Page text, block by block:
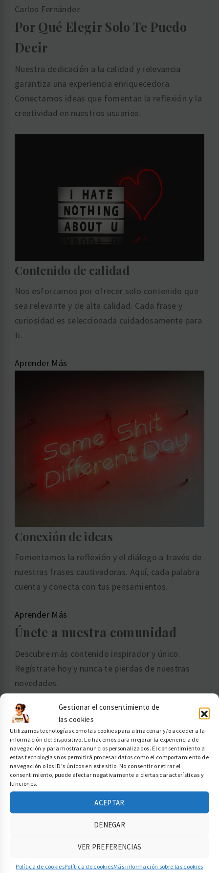
Gestionar el consentimiento de
las cookies
Utilizamos tecnologías como las cookies para almacenar y/o acceder a la
información del dispositivo. Lo hacemos para mejorar la experiencia de
navegación y para mostrar anuncios personalizados. El consentimiento a
estas tecnologías nos permitirá procesar datos como el comportamiento de
navegación o los ID's únicos en este sitio. No consentir o retirar el
consentimiento, puede afectar negativamente a ciertas características y
funciones.
ACEPTAR
DENEGAR
VER PREFERENCIAS
Política de cookiesPolítica de cookiesMás información sobre las cookies
Carlos Fernández
Por Qué Elegir Solo Te Puedo
Decir
Nuestra dedicación a la calidad y relevancia
garantiza una experiencia enriquecedora.
Conectamos ideas que fomentan la reflexión y la
creatividad en nuestros usuarios.
Contenido de calidad
Nos esforzamos por ofrecer solo contenido que
sea relevante y de alta calidad. Cada frase y
curiosidad es seleccionada cuidadosamente para
ti.
Aprender Más
Conexión de ideas
Fomentamos la reflexión y el diálogo a través de
nuestras frases cautivadoras. Aquí, cada palabra
cuenta y conecta con tus pensamientos.
Aprender Más
Únete a nuestra comunidad
Descubre más contenido inspirador y único.
Regístrate hoy y nunca te pierdas de nuestras
novedades.
Explora ahora
Buscar:
GANAMOS TODOS
Ganar dinero